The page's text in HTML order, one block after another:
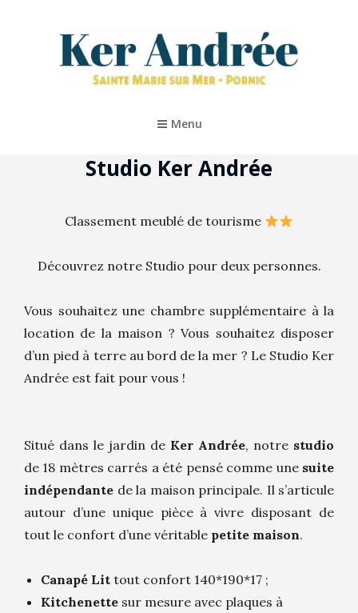
Menu
Studio Ker Andrée
Classement meublé de tourisme
Découvrez notre Studio pour deux personnes.
Vous souhaitez une chambre supplémentaire à la
location de la maison ? Vous souhaitez disposer
d’un pied à terre au bord de la mer ? Le Studio Ker
Andrée est fait pour vous !
Situé dans le jardin de Ker Andrée, notre studio
de 18 mètres carrés a été pensé comme une suite
indépendante de la maison principale. Il s’articule
autour d’une unique pièce à vivre disposant de
tout le confort d’une véritable petite maison.
Canapé Lit tout confort 140*190*17 ;
Kitchenette sur mesure avec plaques à